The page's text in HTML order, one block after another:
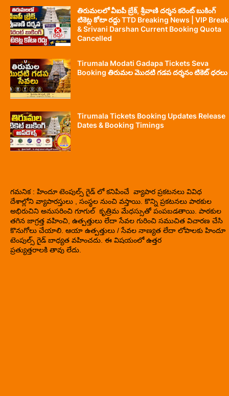
తిరుమలలో వీఐపీ బ్రేక్, శ్రీవాణి దర్శన కరెంట్ బుకింగ్
టికెట్ల కోటా రద్దు TTD Breaking News | VIP Break
& Srivani Darshan Current Booking Quota
Cancelled
Tirumala Modati Gadapa Tickets Seva
Booking తిరుమల మొదటి గడప దర్శనం టికెట్ ధరలు
Tirumala Tickets Booking Updates Release
Dates & Booking Timings
గమనిక : హిందూ టెంపుల్స్ గైడ్ లో కనిపించే వ్యాపార ప్రకటనలు వివిధ
దేశాల్లోని వ్యాపారస్తులు , సంస్థల నుంచి వస్తాయి. కొన్ని ప్రకటనలు పాఠకుల
అభిరుచిని అనుసరించి గూగుల్ కృత్రిమ మేధస్సుతో పంపబడతాయి. పాఠకుల
తగిన జాగ్రత్త వహించి, ఉత్పత్తులు లేదా సేవల గురించి సముచిత విచారణ చేసి
కొనుగోలు చేయాలి. ఆయా ఉత్పత్తులు / సేవల నాణ్యత లేదా లోపాలకు హిందూ
టెంపుల్స్ గైడ్ బాధ్యత వహించదు. ఈ విషయంలో ఉత్తర
ప్రత్యుత్తరాలకి తావు లేదు.